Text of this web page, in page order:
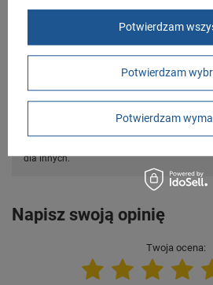
rękojmia wyłączona dla
Adres do
Butomania.pl
Kościuszki 27b
85-079
Polska
Potrzebujesz pomocy? Masz
Zadaj pytanie a my odpowiemy
dla innych.
Napisz swoją opinię
Twoja ocena:
Potwierdzam
Potwierdzam
Potwierdzam